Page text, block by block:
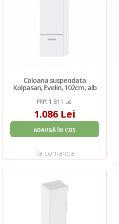
Coloana suspendata
Kolpasan, Evelin, 102cm, alb
PRP: 1.811 Lei
1.086 Lei
ADAUGĂ ÎN COȘ
la comanda